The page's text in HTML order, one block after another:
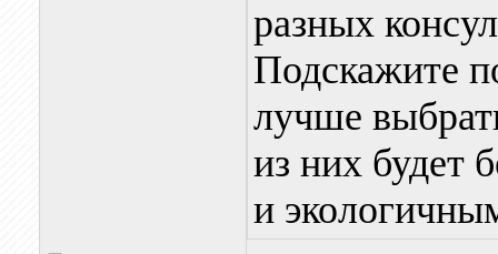
разных
Подскажите
лучше
из них будет
и